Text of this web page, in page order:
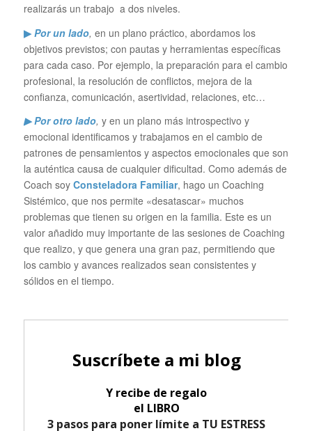
realizarás un trabajo a dos niveles.
▶Por un lado, en un plano práctico, abordamos los
objetivos previstos; con pautas y herramientas específicas
para cada caso. Por ejemplo, la preparación para el cambio
profesional, la resolución de conflictos, mejora de la
confianza, comunicación, asertividad, relaciones, etc…
▶ Por otro lado, y en un plano más introspectivo y
emocional identificamos y trabajamos en el cambio de
patrones de pensamientos y aspectos emocionales que son
la auténtica causa de cualquier dificultad. Como además de
Coach soy Consteladora Familiar, hago un Coaching
Sistémico, que nos permite «desatascar» muchos
problemas que tienen su origen en la familia. Este es un
valor añadido muy importante de las sesiones de Coaching
que realizo, y que genera una gran paz, permitiendo que
los cambio y avances realizados sean consistentes y
sólidos en el tiempo.